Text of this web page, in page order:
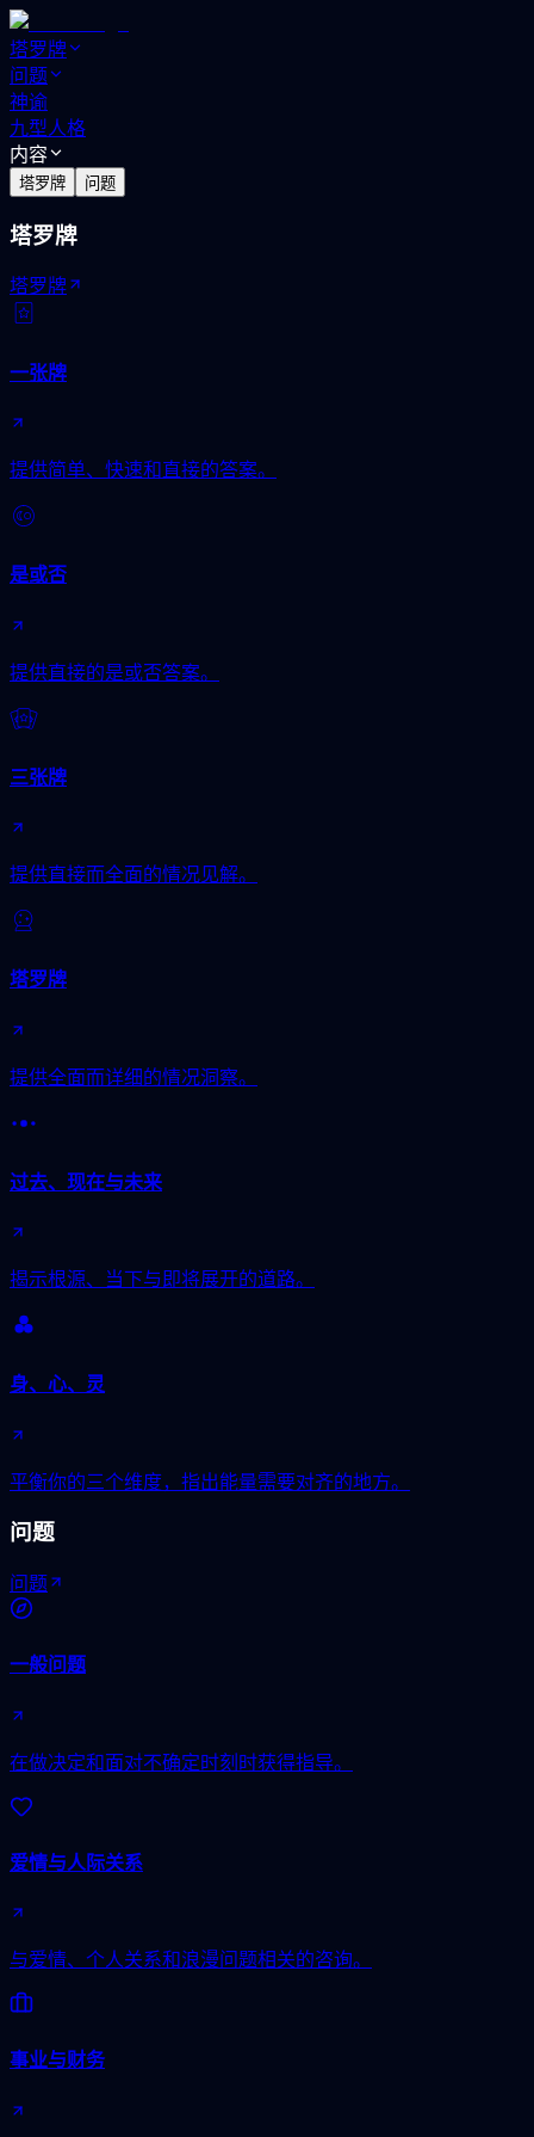
塔罗牌
问题
神谕
九型人格
内容
塔罗牌 问题
塔罗牌
塔罗牌
一张牌
提供简单、快速和直接的答案。
是或否
提供直接的是或否答案。
三张牌
提供直接而全面的情况见解。
塔罗牌
提供全面而详细的情况洞察。
过去、现在与未来
揭示根源、当下与即将展开的道路。
身、心、灵
平衡你的三个维度，指出能量需要对齐的地方。
问题
问题
一般问题
在做决定和面对不确定时刻时获得指导。
爱情与人际关系
与爱情、个人关系和浪漫问题相关的咨询。
事业与财务